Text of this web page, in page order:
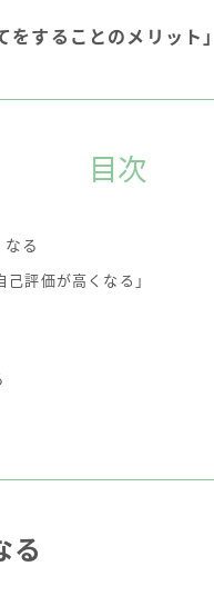
をすることのメリット」
目次
る
己評価が高くなる」
る